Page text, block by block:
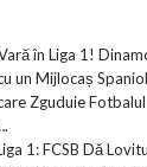
în Liga 1!
un Mijlocaș
Zguduie Fotbalul
1: FCSB Dă